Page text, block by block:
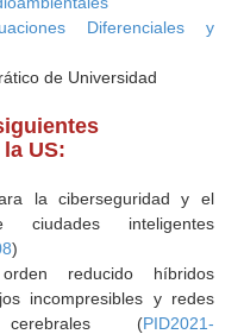
Diferenciales y
de Universidad
US:
la ciberseguridad y el
ciudades inteligentes
)
reducido híbridos
incompresibles y redes
cerebrales (PID2021-